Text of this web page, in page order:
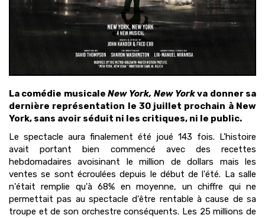
La comédie musicale New York, New Yorkva donner sa
dernière représentation le 30 juillet prochain à New
York, sans avoir séduit ni les critiques, ni le public.
Le spectacle aura finalement été joué 143 fois. L'histoire
avait portant bien commencé avec des recettes
hebdomadaires avoisinant le million de dollars mais les
ventes se sont écroulées depuis le début de l'été. La salle
n'était remplie qu'à 68% en moyenne, un chiffre qui ne
permettait pas au spectacle d'être rentable à cause de sa
troupe et de son orchestre conséquents. Les 25 millions de